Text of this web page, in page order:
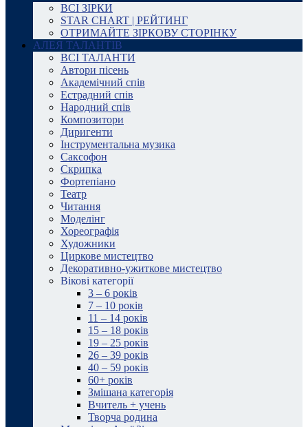
ВСІ ЗІРКИ
STAR CHART | РЕЙТИНГ
ОТРИМАЙТЕ ЗІРКОВУ СТОРІНКУ
АЛЕЯ ТАЛАНТІВ
ВСІ ТАЛАНТИ
Автори пісень
Академічний спів
Естрадний спів
Народний спів
Композитори
Диригенти
Інструментальна музика
Саксофон
Скрипка
Фортепіано
Театр
Читання
Моделінг
Хореографія
Художники
Циркове мистецтво
Декоративно-ужиткове мистецтво
Вікові категорії
3 – 6 років
7 – 10 років
11 – 14 років
15 – 18 років
19 – 25 років
26 – 39 років
40 – 59 років
60+ років
Змішана категорія
Вчитель + учень
Творча родина